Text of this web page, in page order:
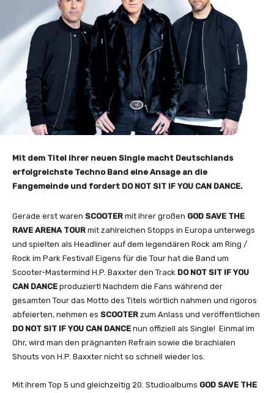
Mit dem Titel ihrer neuen Single macht Deutschlands
erfolgreichste Techno Band eine Ansage an die
Fangemeinde und fordert DO NOT SIT IF YOU CAN DANCE.
Gerade erst waren SCOOTER mit ihrer großen GOD SAVE THE
RAVE ARENA TOUR mit zahlreichen Stopps in Europa unterwegs
und spielten als Headliner auf dem legendären Rock am Ring /
Rock im Park Festival! Eigens für die Tour hat die Band um
Scooter-Mastermind H.P. Baxxter den Track DO NOT SIT IF YOU
CAN DANCE produziert! Nachdem die Fans während der
gesamten Tour das Motto des Titels wörtlich nahmen und rigoros
abfeierten, nehmen es SCOOTER zum Anlass und veröffentlichen
DO NOT SIT IF YOU CAN DANCE nun offiziell als Single! Einmal im
Ohr, wird man den prägnanten Refrain sowie die brachialen
Shouts von H.P. Baxxter nicht so schnell wieder los.
Mit ihrem Top 5 und gleichzeitig 20. Studioalbums GOD SAVE THE